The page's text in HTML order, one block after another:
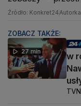
Źródło: Konkret24
ZOBACZ TAKŻE:
27 min
w